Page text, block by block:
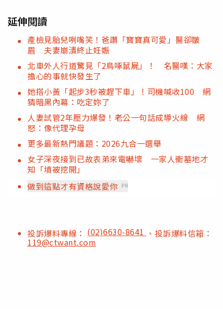
延伸閱讀
產檢見胎兒咧嘴笑！爸讚「寶寶真可愛」醫卻皺
眉 夫妻崩潰終止妊娠
北車外人行道驚見「2鳥啄鼠屍」！ 名醫嘆：大家
擔心的事就快發生了
她搭小黃「起步3秒被趕下車」！司機喊收100 網
猜暗黑內幕：吃定妳了
人妻試管2年壓力爆發！老公一句話成導火線 網
怒：像代理孕母
更多最新熱門議題：2026九合一選舉
女子深夜接到已故表弟來電嚇壞 一家人衝墓地才
知「墳被挖開」
做到這點才有資格說愛你 PR
投訴爆料專線： (02)6630-8641 、投訴爆料信箱：
119@ctwant.com